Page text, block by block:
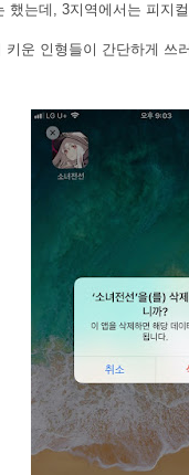
했는데, 3지역에서는 피지
키운 인형들이 간단하게 쓰